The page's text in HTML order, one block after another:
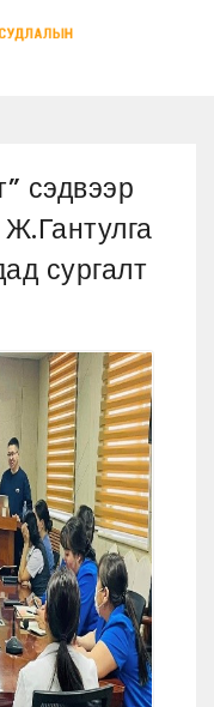
сэдвээр
сургалт